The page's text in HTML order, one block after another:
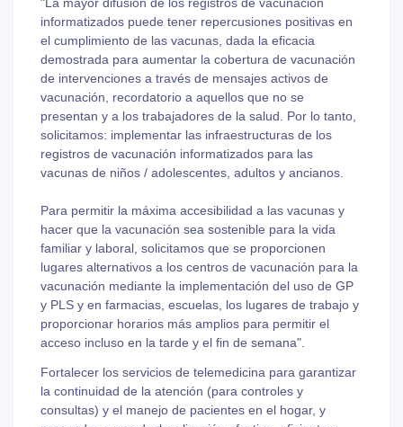
informatizados puede tener repercusiones positivas en
el cumplimiento de las vacunas, dada la eficacia
demostrada para aumentar la cobertura de vacunación
de intervenciones a través de mensajes activos de
vacunación, recordatorio a aquellos que no se
presentan y a los trabajadores de la salud. Por lo tanto,
solicitamos: implementar las infraestructuras de los
registros de vacunación informatizados para las
vacunas de niños / adolescentes, adultos y ancianos.
Para permitir la máxima accesibilidad a las vacunas y
hacer que la vacunación sea sostenible para la vida
familiar y laboral, solicitamos que se proporcionen
lugares alternativos a los centros de vacunación para la
vacunación mediante la implementación del uso de GP
y PLS y en farmacias, escuelas, los lugares de trabajo y
proporcionar horarios más amplios para permitir el
acceso incluso en la tarde y el fin de semana".
Fortalecer los servicios de telemedicina para garantizar
la continuidad de la atención (para controles y
consultas) y el manejo de pacientes en el hogar, y